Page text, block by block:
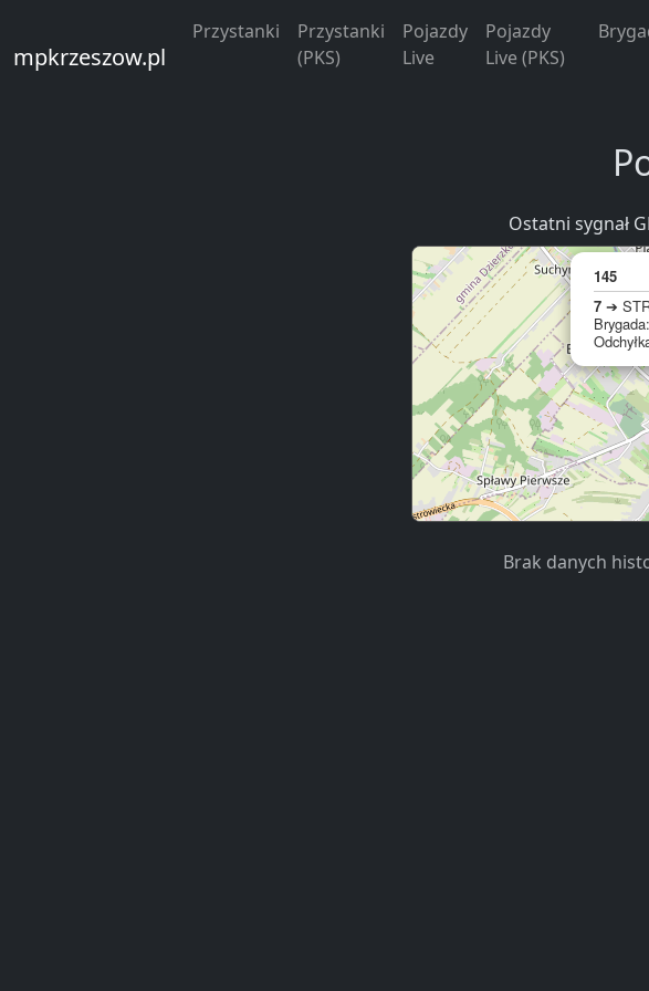
mpkrzeszow.pl
Przystanki
Przystanki
(PKS)
Pojazdy
Live
Pojazdy
Live (PKS)
Ostatni sygnał
145
7 ➔
Brak danych